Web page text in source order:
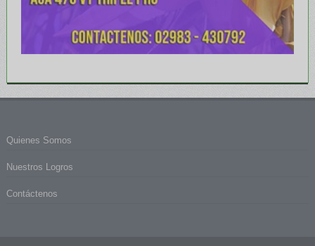
Quienes Somos
Nuestros Logros
Contáctenos